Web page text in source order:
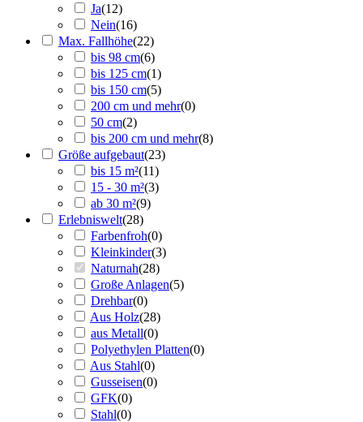
Ja(12)
Nein(16)
Max. Fallhöhe(22)
bis 98 cm(6)
bis 125 cm(1)
bis 150 cm(5)
200 cm und mehr(0)
50 cm(2)
bis 200 cm und mehr(8)
Größe aufgebaut(23)
bis 15 m²(11)
15 - 30 m²(3)
ab 30 m²(9)
Erlebniswelt(28)
Farbenfroh(0)
Kleinkinder(3)
Naturnah(28)
Große Anlagen(5)
Drehbar(0)
Aus Holz(28)
aus Metall(0)
Polyethylen Platten(0)
Aus Stahl(0)
Gusseisen(0)
GFK(0)
Stahl(0)